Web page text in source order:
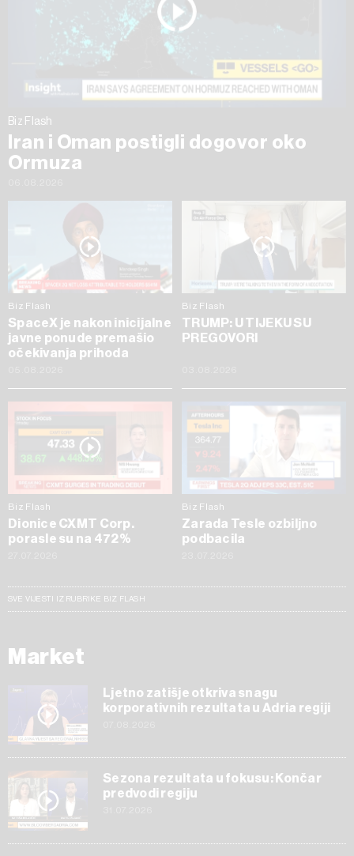
Biz Flash
Iran i Oman postigli dogovor oko
Ormuza
Biz Flash
SpaceX je nakon inicijalne
javne ponude premašio
očekivanja prihoda
Biz Flash
TRUMP: U TIJEKU SU
PREGOVORI
Biz Flash
Dionice CXMT Corp.
porasle su na 472%
Biz Flash
Zarada Tesle ozbiljno
podbacila
SVE VIJESTI IZ RUBRIKE BIZ FLASH
Market
Ljetno zatišje otkriva snagu
korporativnih rezultata u Adria regiji
Sezona rezultata u fokusu: Končar
predvodi regiju